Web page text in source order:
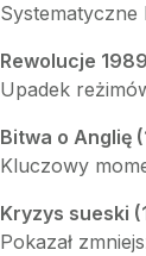
Systematyczne
Rewolucje
Upadek
Bitwa o Anglię
Kluczowy
Kryzys sueski
Pokazał